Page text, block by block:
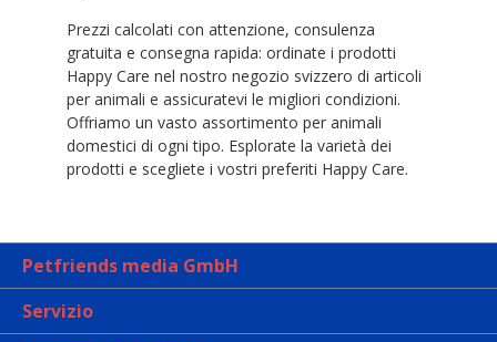
Prezzi calcolati con attenzione, consulenza
gratuita e consegna rapida: ordinate i prodotti
Happy Care nel nostro negozio svizzero di articoli
per animali e assicuratevi le migliori condizioni.
Offriamo un vasto assortimento per animali
domestici di ogni tipo. Esplorate la varietà dei
prodotti e scegliete i vostri preferiti Happy Care.
Petfriends media GmbH
Servizio